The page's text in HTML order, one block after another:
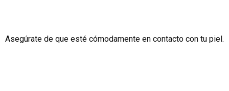
Asegúrate de que esté cómodamente en contacto con tu piel.